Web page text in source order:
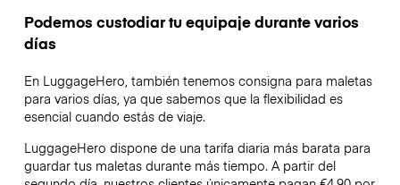
Podemos custodiar tu equipaje durante varios
días
En LuggageHero, también tenemos consigna para maletas
para varios días, ya que sabemos que la flexibilidad es
esencial cuando estás de viaje.
LuggageHero dispone de una tarifa diaria más barata para
guardar tus maletas durante más tiempo. A partir del